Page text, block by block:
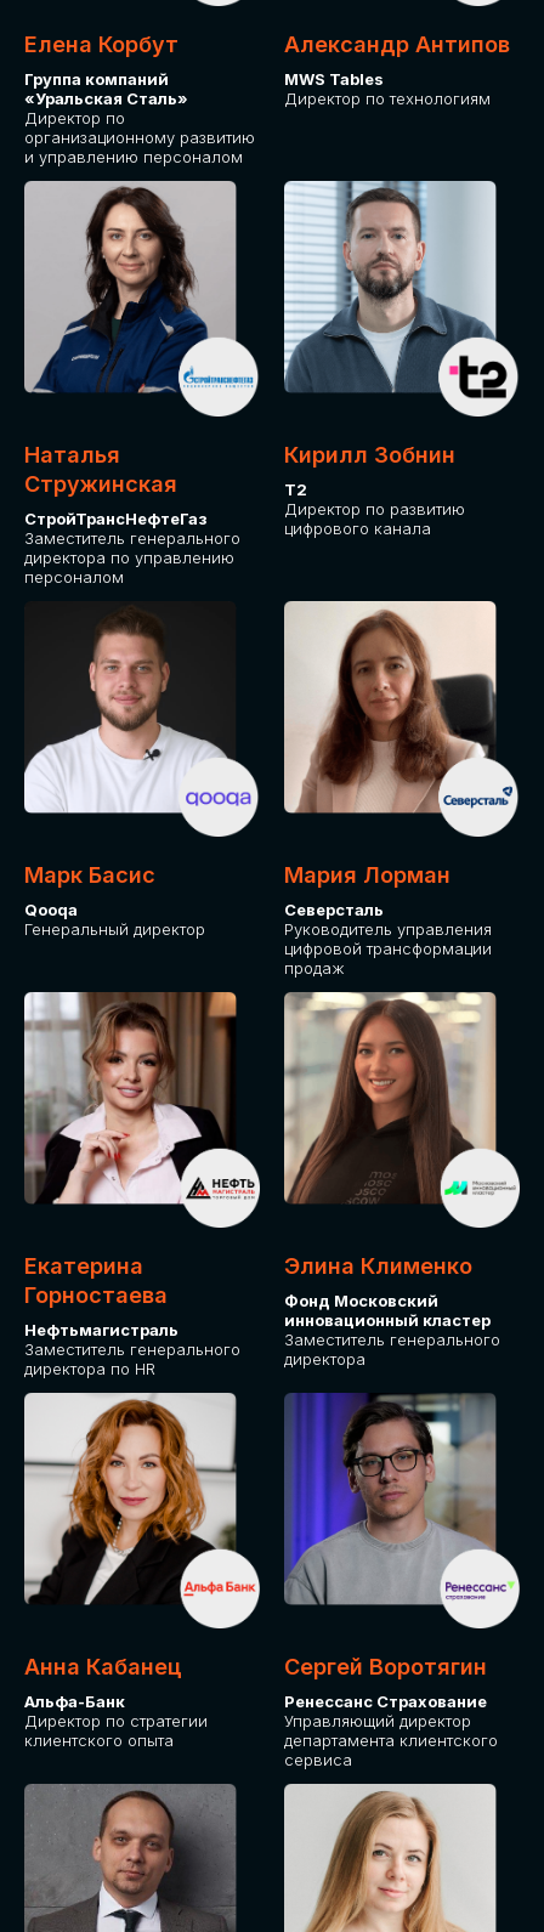
Елена Корбут
Группа компаний
«Уральская Сталь»
Директор по
организационному развитию
и управлению персоналом
Александр Антипов
MWS Tables
Директор по технологиям
Наталья
Стружинская
СтройТрансНефтеГаз
Заместитель генерального
директора по управлению
персоналом
Кирилл Зобнин
Т2
Директор по развитию
цифрового канала
Марк Басис
Qooqa
Генеральный директор
Мария Лорман
Северсталь
Руководитель управления
цифровой трансформации
продаж
Екатерина
Горностаева
Нефтьмагистраль
Заместитель генерального
директора по HR
Элина Клименко
Фонд Московский
инновационный кластер
Заместитель генерального
директора
Анна Кабанец
Альфа-Банк
Директор по стратегии
клиентского опыта
Сергей Воротягин
Ренессанс Страхование
Управляющий директор
департамента клиентского
сервиса
Приглашаем стать спикером GLOBAL
TECH FORUM и поделиться своим
опытом и экспертизой. Будем рады
сотрудничеству!
СТАТЬ
СПИКЕРОМ
IT Solutions for Business
СРЕДИ ПАРТНЕРОВ
МЕРОПРИЯТИЯ
Приглашаем стать партнером GLOBAL
TECH FORUM и презентовать ваши
решения целевой аудитории. Будем
рады сотрудничеству!
СТАНЬТЕ
ЭКСПОНЕНТОМ
ПОДАТЬ ЗАЯВКУ
IT Solutions for Business
СТОИМОСТЬ
УЧАСТИЯ